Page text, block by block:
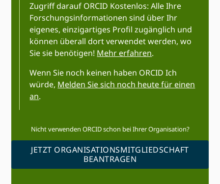
Zugriff darauf ORCID Kostenlos: Alle Ihre
Forschungsinformationen sind über Ihr
eigenes, einzigartiges Profil zugänglich und
können überall dort verwendet werden, wo
Sie sie benötigen! Mehr erfahren.
Wenn Sie noch keinen haben ORCID Ich
würde, Melden Sie sich noch heute für einen
an.
Nicht verwenden ORCID schon bei Ihrer Organisation?
JETZT ORGANISATIONSMITGLIEDSCHAFT
BEANTRAGEN